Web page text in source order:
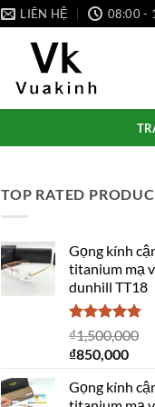
LIÊN HỆ 08:00 -
TOP RATED
Gọng kính
titanium mạ
dunhill TT18
Được xếp
hạng 5.00
5 sao
₫1,500,000
Giá
là:
₫850,000Giá
tại
Gọng kính